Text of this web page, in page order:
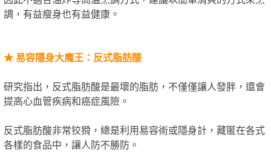
調，有益瘦身也有益健康。
★易容隱身大魔王：反式脂肪酸
研究指出，反式脂肪酸是最壞的脂肪，不僅僅讓人發胖，還會
提高心血管疾病和癌症風險。
反式脂肪酸非常狡猾，總是利用易容術或隱身計，藏匿在各式
各樣的食品中，讓人防不勝防。